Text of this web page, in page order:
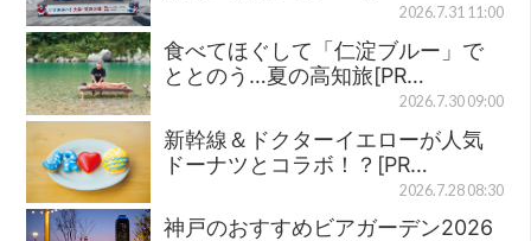
2026.7.31 11:00
食べてほぐして「仁淀ブルー」で
ととのう…夏の高知旅[PR…
2026.7.30 09:00
新幹線＆ドクターイエローが人気
ドーナツとコラボ！？[PR…
2026.7.28 08:30
神戸のおすすめビアガーデン2026